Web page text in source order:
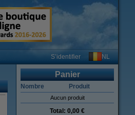
S’identifier NL
Panier
Nombre Produit
Aucun produit
Total: 0,00 €